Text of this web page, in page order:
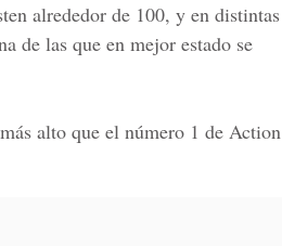
alrededor de 100, y en distintas
de las que en mejor estado se
alto que el número 1 de Action